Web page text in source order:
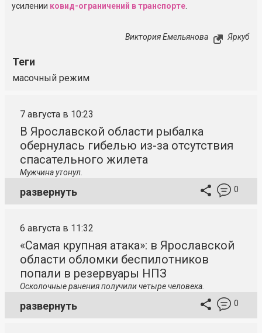
усилении ковид-ограничений в транспорте.
Виктория Емельянова Яркуб
Теги
масочный режим
7 августа в 10:23
В Ярославской области рыбалка
обернулась гибелью из-за отсутствия
спасательного жилета
Мужчина утонул.
развернуть 0
6 августа в 11:32
«Самая крупная атака»: в Ярославской
области обломки беспилотников
попали в резервуары НПЗ
Осколочные ранения получили четыре человека.
развернуть 0